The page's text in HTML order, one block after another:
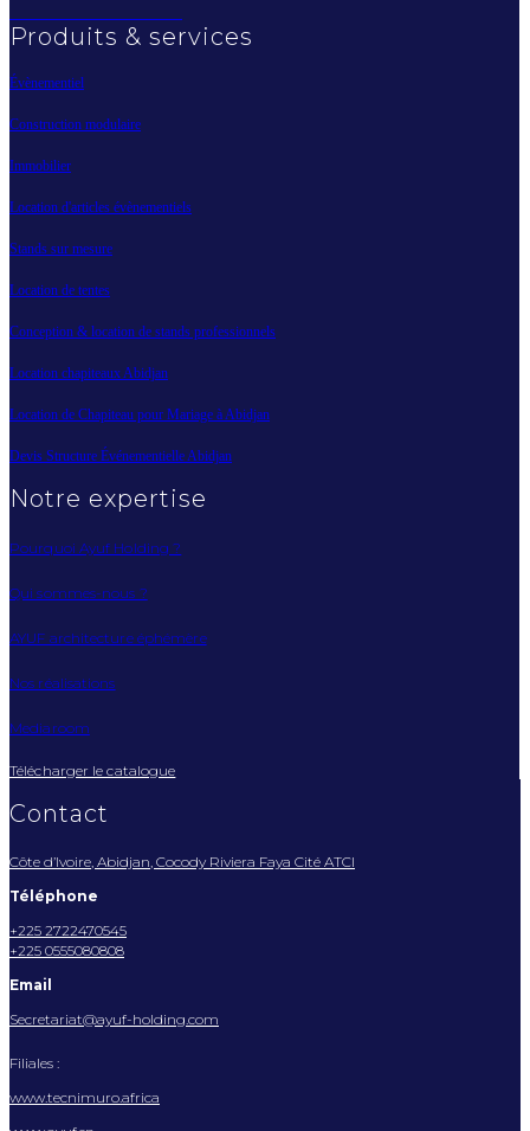
Produits & services
Évènementiel
Construction modulaire
Immobilier
Location d'articles évènementiels
Stands sur mesure
Location de tentes
Conception & location de stands professionnels
Location chapiteaux Abidjan
Location de Chapiteau pour Mariage à Abidjan
Devis Structure Événementielle Abidjan
Notre expertise
Pourquoi Ayuf Holding ?
Qui sommes-nous ?
AYUF architecture éphémère
Nos réalisations
Mediaroom
Télécharger le catalogue
Contact
Côte d’Ivoire, Abidjan, Cocody Riviera Faya Cité ATCI
Téléphone
+225 2722470545
+225 0555080808
Email
Secretariat@ayuf-holding.com
Filiales :
www.tecnimuro.africa